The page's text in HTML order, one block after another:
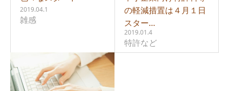
2019.04.1
雑感
の軽減措置は４月１日
スター…
2019.01.4
特許など